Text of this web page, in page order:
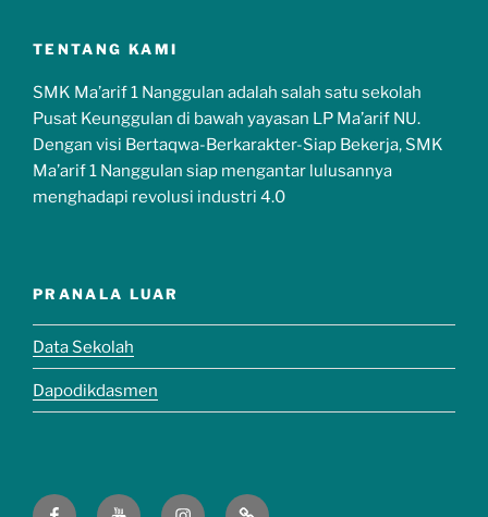
TENTANG KAMI
SMK Ma’arif 1 Nanggulan adalah salah satu sekolah
Pusat Keunggulan di bawah yayasan LP Ma’arif NU.
Dengan visi Bertaqwa-Berkarakter-Siap Bekerja, SMK
Ma’arif 1 Nanggulan siap mengantar lulusannya
menghadapi revolusi industri 4.0
PRANALA LUAR
Data Sekolah
Dapodikdasmen